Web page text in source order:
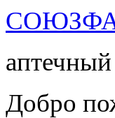
Добро